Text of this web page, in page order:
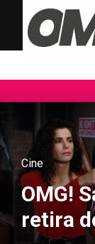
Cine
OMG!
retira